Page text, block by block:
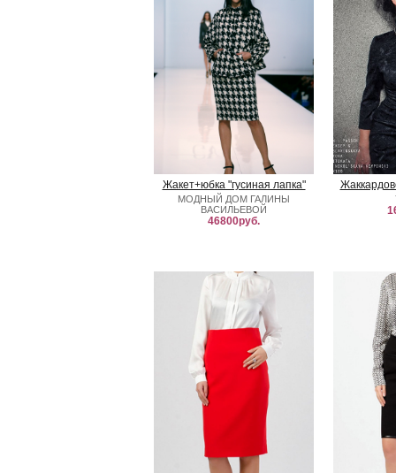
Жакет+юбка "гусиная лапка"
МОДНЫЙ ДОМ ГАЛИНЫ
ВАСИЛЬЕВОЙ
46800руб.